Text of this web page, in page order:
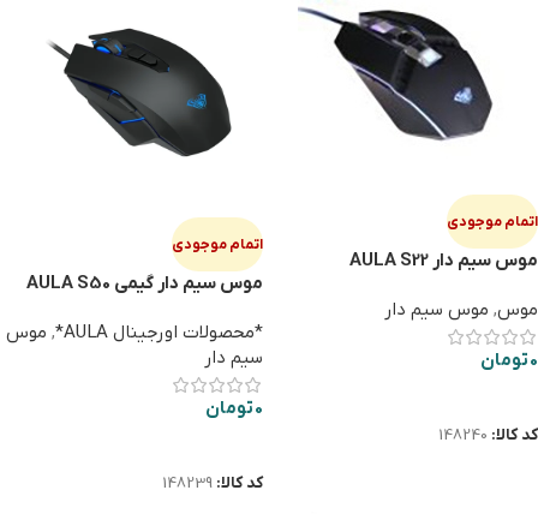
اتمام موجودی
موس سیم دار AULA S22
موس, موس سیم دار
0تومان
کد کالا: 148240
اتمام موجودی
موس سیم دار گیمی AULA S50
*محصولات اورجینال AULA* , موس
سیم دار
0تومان
کد کالا: 148239